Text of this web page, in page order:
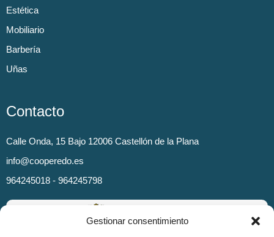
Gestionar consentimiento
Estética
Mobiliario
Barbería
Uñas
Contacto
Calle Onda, 15 Bajo 12006 Castellón de la Plana
info@cooperedo.es
964245018 - 964245798